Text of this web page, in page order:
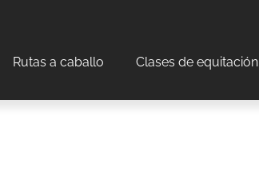
Rutas a caballo Clases de equitación